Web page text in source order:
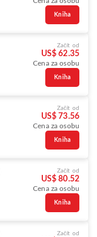
Kniha
Začít od
US$ 62.35
Cena za osobu
Kniha
Začít od
US$ 73.56
Cena za osobu
Kniha
Začít od
US$ 80.52
Cena za osobu
Kniha
Začít od